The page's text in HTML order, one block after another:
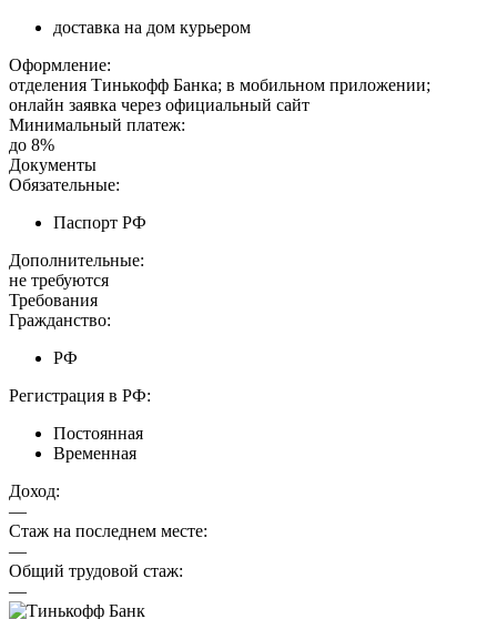
доставка на дом курьером
Оформление:
отделения Тинькофф Банка; в мобильном приложении;
онлайн заявка через официальный сайт
Минимальный платеж:
до 8%
Документы
Обязательные:
Паспорт РФ
Дополнительные:
не требуются
Требования
Гражданство:
РФ
Регистрация в РФ:
Постоянная
Временная
Доход:
—
Стаж на последнем месте:
—
Общий трудовой стаж:
—